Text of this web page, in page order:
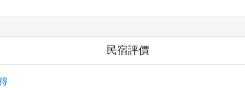
這幾個常用的網路ATM匯款： [郵局ATM
網路ATM只是方便網友直接連結，並不代表民宿有提供該
款項後，請記得與業者連絡喔！
民宿評價